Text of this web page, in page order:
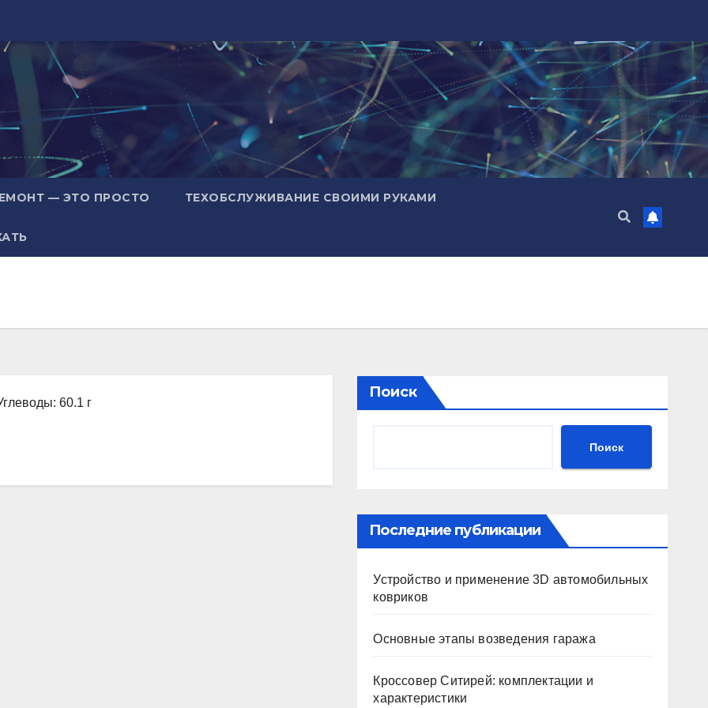
— ЭТО ПРОСТО ТЕХОБСЛУЖИВАНИЕ СВОИМИ РУКАМИ
60.1 г
Поиск
Поиск
Последние публикации
Устройство и применение 3D автомобильных
ковриков
Основные этапы возведения гаража
Кроссовер Ситирей: комплектации и
характеристики